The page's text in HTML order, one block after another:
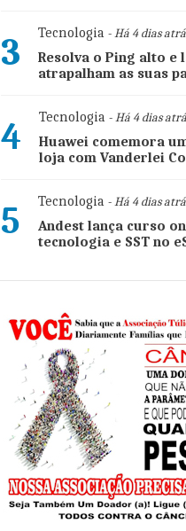
3 Tecnologia - Há 4 dias
Resolva o Ping alto e
atrapalham as suas
4 Tecnologia - Há 4 dias
Huawei comemora
loja com Vanderlei
5 Tecnologia - Há 4 dias
Andest lança curso
tecnologia e SST no